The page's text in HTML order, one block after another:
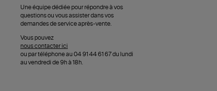
Une équipe dédiée pour répondre à vos
questions ou vous assister dans vos
demandes de service après-vente.
Vous pouvez
nous contacter ici
ou par téléphone au 04 91 44 61 67 du lundi
au vendredi de 9h à 18h.